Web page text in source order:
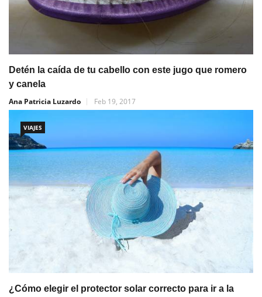
Detén la caída de tu cabello con este jugo que romero
y canela
Ana Patricia Luzardo
Feb 19, 2017
VIAJES
¿Cómo elegir el protector solar correcto para ir a la